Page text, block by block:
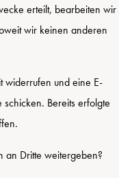
erteilt, bearbeiten wir
wir keinen anderen
widerrufen und eine E-
Bereits erfolgte
Dritte weitergeben?